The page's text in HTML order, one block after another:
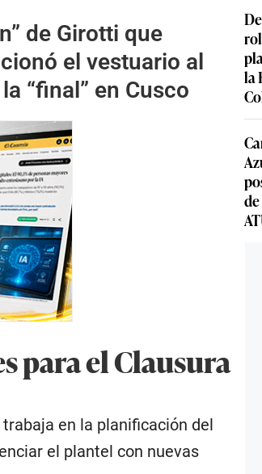
de Girotti que
el vestuario al
“final” en Cusco
para el Clausura
en la planificación del
el plantel con nuevas
la